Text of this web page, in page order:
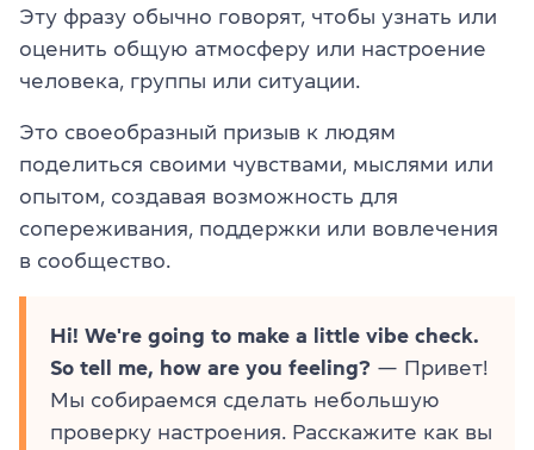
Эту фразу обычно говорят, чтобы узнать или
оценить общую атмосферу или настроение
человека, группы или ситуации.
Это своеобразный призыв к людям
поделиться своими чувствами, мыслями или
опытом, создавая возможность для
сопереживания, поддержки или вовлечения
в сообщество.
Hi! We're going to make a little vibe check.
So tell me, how are you feeling? — Привет!
Мы собираемся сделать небольшую
проверку настроения. Расскажите как вы